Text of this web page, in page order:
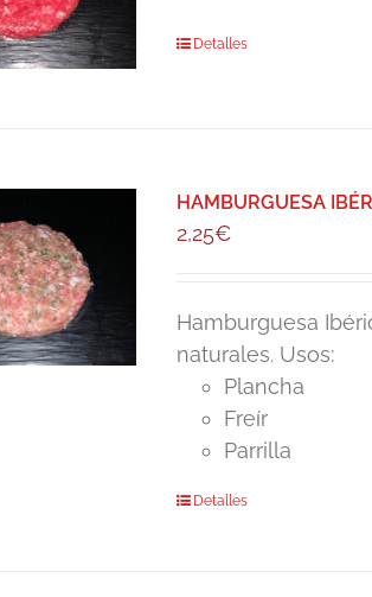
Detalles
HAMBURGUESA
2,25€
Hamburguesa
naturales. Usos:
Plancha
Freír
Parrilla
Detalles